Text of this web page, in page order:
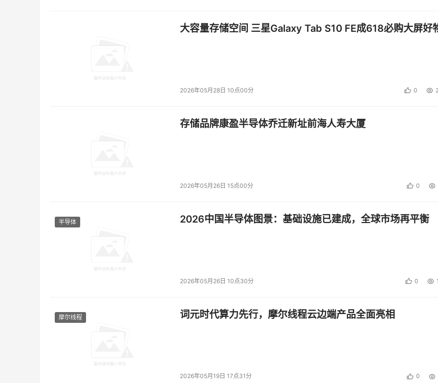
大容量存储空间 三星Galaxy Tab S10 FE成618必购大屏好
2026年05月28日 10点00分 0
存储品牌康盈半导体乔迁新址前海人寿大厦
2026年05月26日 15点00分 0
半导体 2026中国半导体图景：基础设施已建成，全球市场再平衡
2026年05月26日 10点30分 0
摩尔线程 词元时代算力先行，摩尔线程云边端产品全面亮相
2026年05月19日 17点31分 0